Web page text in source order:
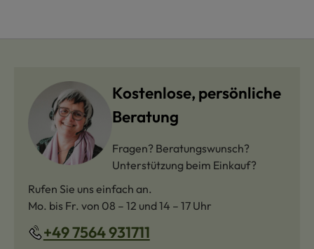
Kostenlose, persönliche
Beratung
Fragen? Beratungswunsch?
Unterstützung beim Einkauf?
Rufen Sie uns einfach an.
Mo. bis Fr. von 08 – 12 und 14 – 17 Uhr
+49 7564 931711